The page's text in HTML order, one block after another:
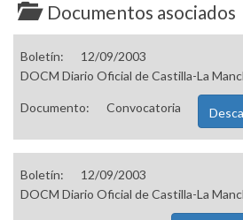
Documentos asociados
Boletín:
12/09/2003
DOCM Diario Oficial de Castilla-La
Documento: Convocatoria
Boletín:
12/09/2003
DOCM Diario Oficial de Castilla-La